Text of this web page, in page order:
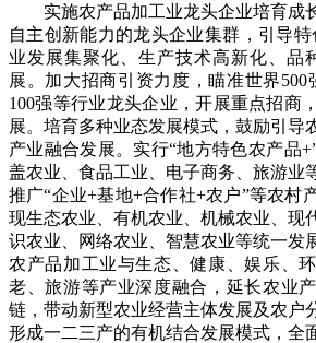
实施农产品加工业龙头企业培育成
自主创新能力的龙头企业集群，引导
业发展集聚化、生产技术高新化、品
展。加大招商引资力度，瞄准世界500
100强等行业龙头企业，开展重点招商
展。培育多种业态发展模式，鼓励引导
产业融合发展。实行“地方特色农产品
盖农业、食品工业、电子商务、旅游业
推广“企业+基地+合作社+农户”等农村
现生态农业、有机农业、机械农业、现
识农业、网络农业、智慧农业等统一发
农产品加工业与生态、健康、娱乐、
老、旅游等产业深度融合，延长农业
链，带动新型农业经营主体发展及农户
形成一二三产的有机结合发展模式，全